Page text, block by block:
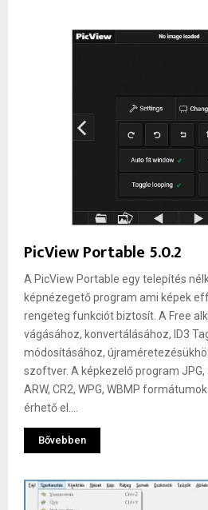
PicView Portable 5.0.2
A PicView Portable egy telepítés
képnézegető program ami képek
rengeteg funkciót biztosít. A Free
vágásához, konvertálásához, ID3
módosításához,
szoftver. A képkezelő program JPG,
ARW, CR2, WPG, WBMP
érhető el....
Bővebben